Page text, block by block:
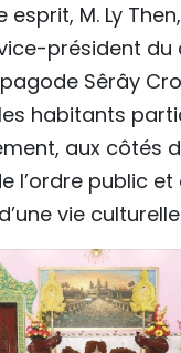
esprit, M. Ly
président du
Sêrây
habitants
aux côtés
l’ordre public et
vie